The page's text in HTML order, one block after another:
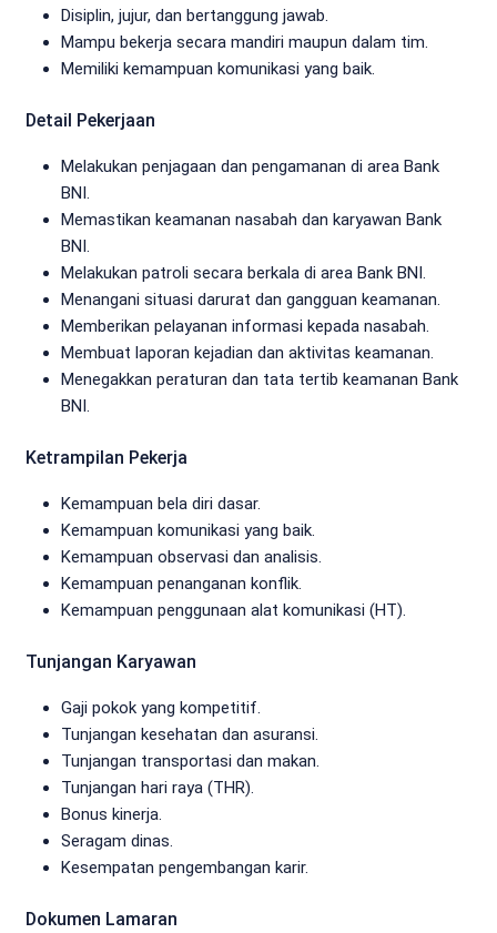
Disiplin, jujur, dan bertanggung jawab.
Mampu bekerja secara mandiri maupun dalam tim.
Memiliki kemampuan komunikasi yang baik.
Detail Pekerjaan
Melakukan penjagaan dan pengamanan di area Bank
BNI.
Memastikan keamanan nasabah dan karyawan Bank
BNI.
Melakukan patroli secara berkala di area Bank BNI.
Menangani situasi darurat dan gangguan keamanan.
Memberikan pelayanan informasi kepada nasabah.
Membuat laporan kejadian dan aktivitas keamanan.
Menegakkan peraturan dan tata tertib keamanan Bank
BNI.
Ketrampilan Pekerja
Kemampuan bela diri dasar.
Kemampuan komunikasi yang baik.
Kemampuan observasi dan analisis.
Kemampuan penanganan konflik.
Kemampuan penggunaan alat komunikasi (HT).
Tunjangan Karyawan
Gaji pokok yang kompetitif.
Tunjangan kesehatan dan asuransi.
Tunjangan transportasi dan makan.
Tunjangan hari raya (THR).
Bonus kinerja.
Seragam dinas.
Kesempatan pengembangan karir.
Dokumen Lamaran